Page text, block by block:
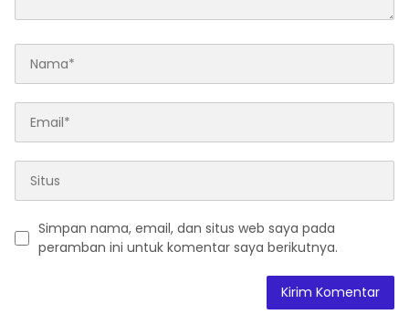
Simpan nama, email, dan situs web saya pada
peramban ini untuk komentar saya berikutnya.